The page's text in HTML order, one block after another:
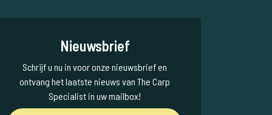
Nieuwsbrief
Schrijf u nu in voor onze nieuwsbrief en
ontvang het laatste nieuws van The Carp
Specialist in uw mailbox!